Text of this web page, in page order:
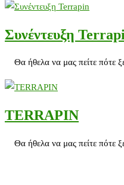
Συνέντευξη
Θα ήθελα να μας πείτε πότε
TERRAPIN
Θα ήθελα να μας πείτε πότε